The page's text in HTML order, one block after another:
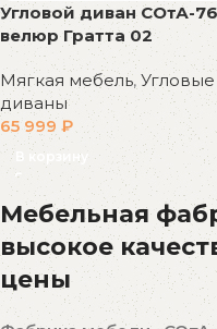
Угловой диван СОтА-76
велюр Гратта 02
Мягкая мебель, Угловые
диваны
65 999 ₽
В корзину
Мебельная
высокое
цены